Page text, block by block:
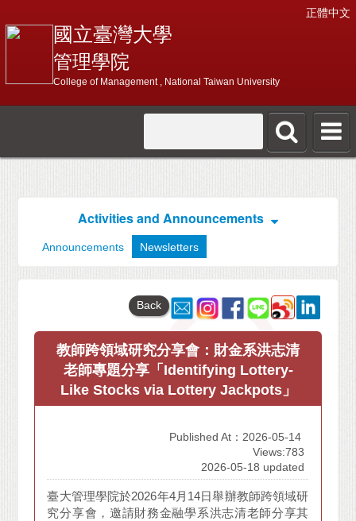
正體中文
國立臺灣大學
管理學院
College of Management , National Taiwan University
Activities and Announcements
Announcements Newsletters
Back
教師跨領域研究分享會：財金系洪志清
老師專題分享「Identifying Lottery-
Like Stocks via Lottery Jackpots」
Published At：2026-05-14
Views:783
2026-05-18 updated
臺大管理學院於2026年4月14日舉辦教師跨領域研
究分享會，邀請財務金融學系洪志清老師分享其